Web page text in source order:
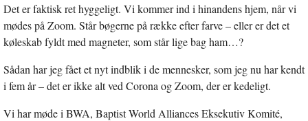
Det er faktisk ret hyggeligt. Vi kommer ind i hinandens hjem, når vi
mødes på Zoom. Står bøgerne på række efter farve – eller er det et
køleskab fyldt med magneter, som står lige bag ham…?
Sådan har jeg fået et nyt indblik i de mennesker, som jeg nu har kendt
i fem år – det er ikke alt ved Corona og Zoom, der er kedeligt.
Vi har møde i BWA, Baptist World Alliances Eksekutiv Komité,